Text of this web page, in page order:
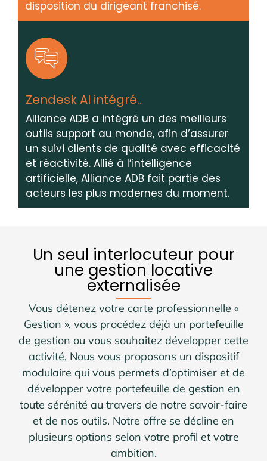
disposition du dirigeant franchisé.
Zendesk AI intégré..
Alliance ADB a intégré un des meilleurs
outils support au monde, afin d’assurer
un suivi clients de qualité avec efficacité
et réactivité. Allié à l’intelligence
artificielle, Alliance ADB fait partie des
acteurs les plus modernes du moment.
Un seul interlocuteur pour
une gestion locative
externalisée
Vous détenez votre carte professionnelle «
Gestion », vous procédez déjà un portefeuille
de gestion ou vous souhaitez développer cette
activité, Nous vous proposons un dispositif
modulaire qui vous permets d’optimiser et de
développer votre portefeuille de gestion en
toute sérénité au travers de notre savoir-faire
et de nos outils. Notre offre se décline en
plusieurs options selon votre profil et votre
ambition.